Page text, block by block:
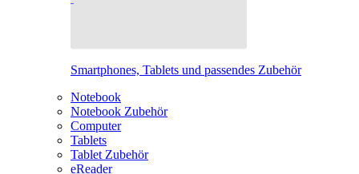
Smartphones, Tablets und passendes Zubehör
Notebook
Notebook Zubehör
Computer
Tablets
Tablet Zubehör
eReader